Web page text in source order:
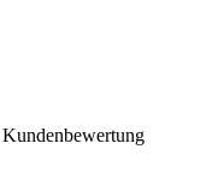
Kundenbewertung